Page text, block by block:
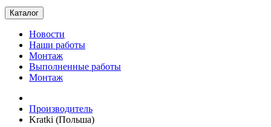
Каталог
Новости
Наши работы
Монтаж
Выполненные работы
Монтаж
Производитель
Kratki (Польша)